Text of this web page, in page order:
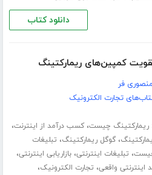
دانلود کتاب
فر
تجارت الکترونیک
ریمارکتینگ چیست،کسب درآمد از اینترنت،
،گوگل ریمارکتینگ، تبلیغات
چیست، تبلیغات اینترنتی،بازاریابی اینترنتی،
اینترنتی واقعی، تجارت الکترونیک،